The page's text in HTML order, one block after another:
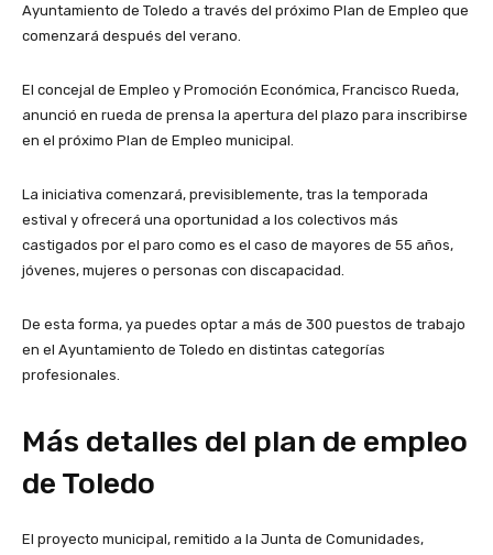
Ayuntamiento de Toledo a través del próximo Plan de Empleo que
comenzará después del verano.
El concejal de Empleo y Promoción Económica, Francisco Rueda,
anunció en rueda de prensa la apertura del plazo para inscribirse
en el próximo Plan de Empleo municipal.
La iniciativa comenzará, previsiblemente, tras la temporada
estival y ofrecerá una oportunidad a los colectivos más
castigados por el paro como es el caso de mayores de 55 años,
jóvenes, mujeres o personas con discapacidad.
De esta forma, ya puedes optar a más de 300 puestos de trabajo
en el Ayuntamiento de Toledo en distintas categorías
profesionales.
Más detalles del plan de empleo
de Toledo
El proyecto municipal, remitido a la Junta de Comunidades,